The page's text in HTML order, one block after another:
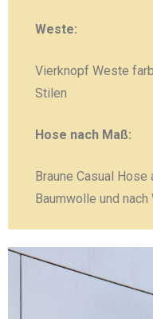
Weste:
Vierknopf Weste
Stilen
Hose nach Maß:
Braune Casual
Baumwolle und